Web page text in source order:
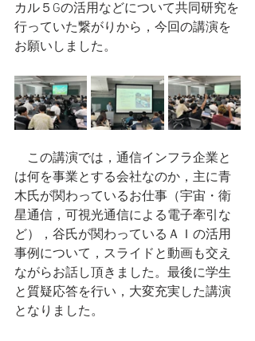
カル５Gの活用などについて共同研究を
行っていた繋がりから，今回の講演を
お願いしました。
この講演では，通信インフラ企業と
は何を事業とする会社なのか，主に青
木氏が関わっているお仕事（宇宙・衛
星通信，可視光通信による電子牽引な
ど），谷氏が関わっているＡＩの活用
事例について，スライドと動画も交え
ながらお話し頂きました。最後に学生
と質疑応答を行い，大変充実した講演
となりました。